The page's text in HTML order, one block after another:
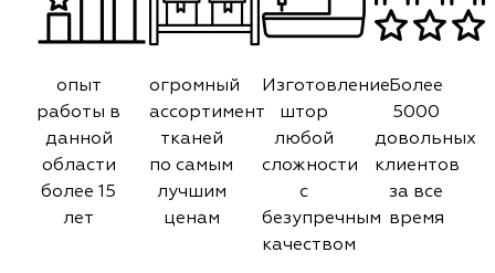
опыт
работы в
данной
области
более 15
лет
огромный
ассортимент
тканей
по самым
лучшим
ценам
Изготовление
штор
любой
сложности
с
безупречным
качеством
Более
5000
довольных
клиентов
за все
время